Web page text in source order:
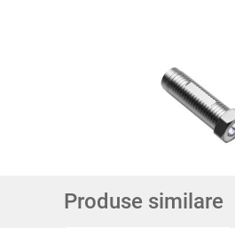
Produse similare